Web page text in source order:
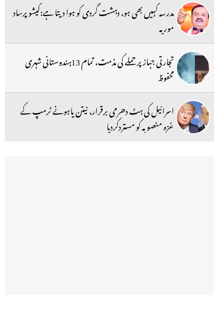
مدرسہ کہیں بھی ہو، دہشت گردی کو ہوا دیتا ہے:کیشو پرساد
موریہ
تجارتی جہاز پر حملے کی مذمت، تمام 13ہندوستانی شہری
محفوظ
اسرائیل کی ہٹ دھرمی برقرار، نیتن یاہونے ٹرمپ کے
غزہ منصوبہ کو مستردکردیا